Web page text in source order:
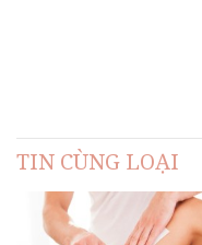
TIN CÙNG LOẠI